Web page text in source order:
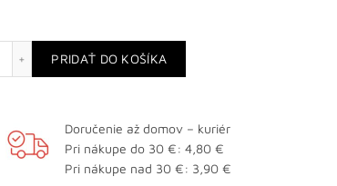
množstvo MINI Naud VS 0,05 l
PRIDAŤ DO KOŠÍKA
Doručenie až domov – kuriér
Pri nákupe do 30 €: 4,80 €
Pri nákupe nad 30 €: 3,90 €